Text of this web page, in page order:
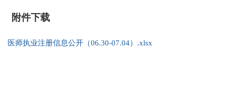
附件下载
医师执业注册信息公开（06.30-07.04）.xlsx